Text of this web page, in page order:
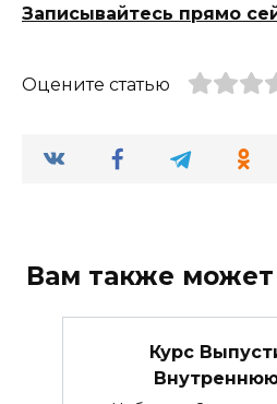
Записывайтесь прямо
Оцените статью
Вам также может
Курс